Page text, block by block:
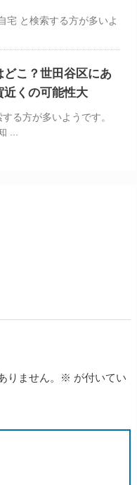
宅 と検索する方が多いよ
どこ？世田谷区にあ
近くの可能性大
る方が多いようです。
...
りません。 ※ が付いてい